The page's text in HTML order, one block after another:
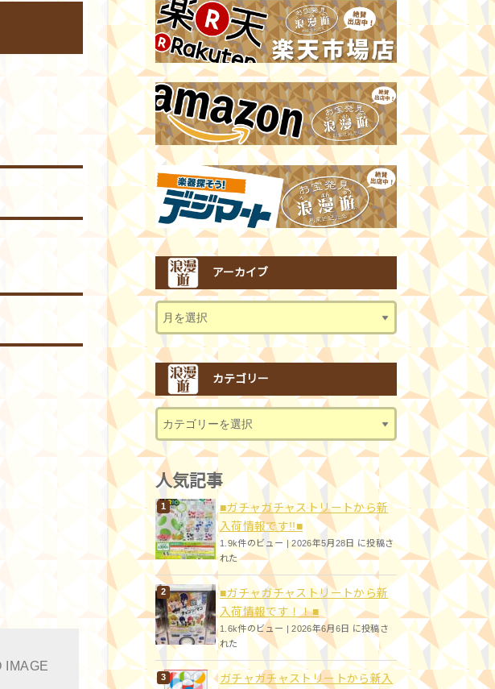
アーカイブ
カテゴリー
人気記事
■ガチャガチャストリートから新
入荷情報です!!■
1.9k件のビュー|2026年5月28日 に投稿さ
れた
■ガチャガチャストリートから新
入荷情報です！！■
1.6k件のビュー |2026年6月6日 に投稿さ
れた
ガチャガチャストリートから新入